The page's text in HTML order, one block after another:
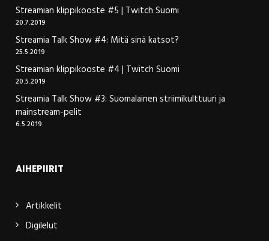
Streamian klippikooste #5 | Twitch Suomi
20.7.2019
Streamia Talk Show #4: Mitä sinä katsot?
25.5.2019
Streamian klippikooste #4 | Twitch Suomi
20.5.2019
Streamia Talk Show #3: Suomalainen striimikulttuuri ja
mainstream-pelit
6.5.2019
AIHEPIIRIT
Artikkelit
Digilelut